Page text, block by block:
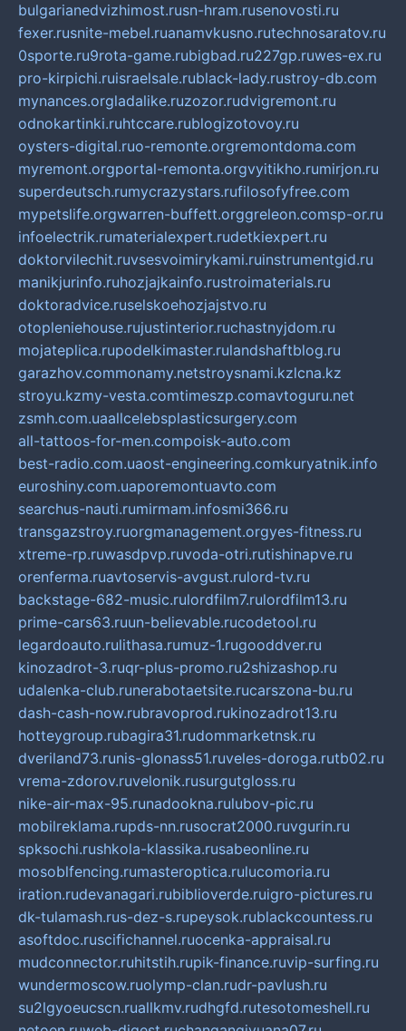
bulgarianedvizhimost.rusn-hram.rusenovosti.ru
fexer.rusnite-mebel.ruanamvkusno.rutechnosaratov.ru
0sporte.ru9rota-game.rubigbad.ru227gp.ruwes-ex.ru
pro-kirpichi.ruisraelsale.rublack-lady.rustroy-db.com
mynances.orgladalike.ruzozor.rudvigremont.ru
odnokartinki.ruhtccare.rublogizotovoy.ru
oysters-digital.ruo-remonte.orgremontdoma.com
myremont.orgportal-remonta.orgvyitikho.rumirjon.ru
superdeutsch.rumycrazystars.rufilosofyfree.com
mypetslife.orgwarren-buffett.orggreleon.comsp-or.ru
infoelectrik.rumaterialexpert.rudetkiexpert.ru
doktorvilechit.ruvsesvoimirykami.ruinstrumentgid.ru
manikjurinfo.ruhozjajkainfo.rustroimaterials.ru
doktoradvice.ruselskoehozjajstvo.ru
otopleniehouse.rujustinterior.ruchastnyjdom.ru
mojateplica.rupodelkimaster.rulandshaftblog.ru
garazhov.commonamy.netstroysnami.kzlcna.kz
stroyu.kzmy-vesta.comtimeszp.comavtoguru.net
zsmh.com.uaallcelebsplasticsurgery.com
all-tattoos-for-men.compoisk-auto.com
best-radio.com.uaost-engineering.comkuryatnik.info
euroshiny.com.uaporemontuavto.com
searchus-nauti.rumirmam.infosmi366.ru
transgazstroy.ruorgmanagement.orgyes-fitness.ru
xtreme-rp.ruwasdpvp.ruvoda-otri.rutishinapve.ru
orenferma.ruavtoservis-avgust.rulord-tv.ru
backstage-682-music.rulordfilm7.rulordfilm13.ru
prime-cars63.ruun-believable.rucodetool.ru
legardoauto.rulithasa.rumuz-1.rugooddver.ru
kinozadrot-3.ruqr-plus-promo.ru2shizashop.ru
udalenka-club.runerabotaetsite.rucarszona-bu.ru
dash-cash-now.rubravoprod.rukinozadrot13.ru
hotteygroup.rubagira31.rudommarketnsk.ru
dveriland73.runis-glonass51.ruveles-doroga.rutb02.ru
vrema-zdorov.ruvelonik.rusurgutgloss.ru
nike-air-max-95.runadookna.rulubov-pic.ru
mobilreklama.rupds-nn.rusocrat2000.ruvgurin.ru
spksochi.rushkola-klassika.rusabeonline.ru
mosoblfencing.rumasteroptica.rulucomoria.ru
iration.rudevanagari.rubiblioverde.ruigro-pictures.ru
dk-tulamash.rus-dez-s.rupeysok.rublackcountess.ru
asoftdoc.ruscifichannel.ruocenka-appraisal.ru
mudconnector.ruhitstih.rupik-finance.ruvip-surfing.ru
wundermoscow.ruolymp-clan.rudr-pavlush.ru
su2lgyoeucscn.ruallkmv.rudhgfd.rutesotomeshell.ru